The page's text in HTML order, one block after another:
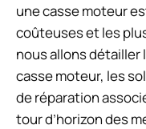
une casse moteur
coûteuses et les
nous allons détailler
casse moteur, les
de réparation
tour d’horizon des